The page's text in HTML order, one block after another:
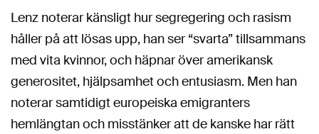
Lenz noterar känsligt hur segregering och rasism
håller på att lösas upp, han ser “svarta” tillsammans
med vita kvinnor, och häpnar över amerikansk
generositet, hjälpsamhet och entusiasm. Men han
noterar samtidigt europeiska emigranters
hemlängtan och misstänker att de kanske har rätt